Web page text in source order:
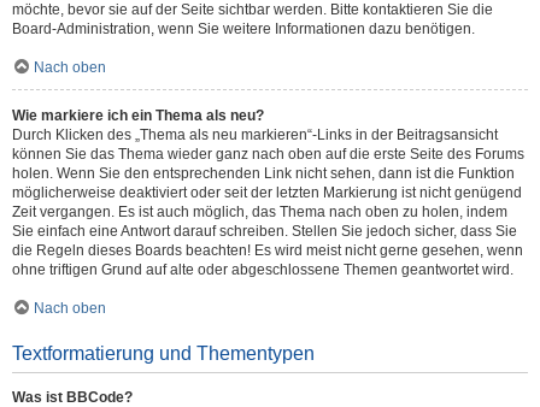
möchte, bevor sie auf der Seite sichtbar werden. Bitte kontaktieren Sie die
Board-Administration, wenn Sie weitere Informationen dazu benötigen.
Nach oben
Wie markiere ich ein Thema als neu?
Durch Klicken des „Thema als neu markieren“-Links in der Beitragsansicht
können Sie das Thema wieder ganz nach oben auf die erste Seite des Forums
holen. Wenn Sie den entsprechenden Link nicht sehen, dann ist die Funktion
möglicherweise deaktiviert oder seit der letzten Markierung ist nicht genügend
Zeit vergangen. Es ist auch möglich, das Thema nach oben zu holen, indem
Sie einfach eine Antwort darauf schreiben. Stellen Sie jedoch sicher, dass Sie
die Regeln dieses Boards beachten! Es wird meist nicht gerne gesehen, wenn
ohne triftigen Grund auf alte oder abgeschlossene Themen geantwortet wird.
Nach oben
Textformatierung und Thementypen
Was ist BBCode?